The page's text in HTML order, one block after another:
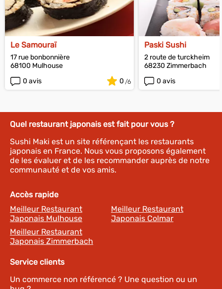
Le Samouraï
17 rue bonbonnière
68100 Mulhouse
0 avis
0
Paski Sushi
2 route de turckheim
68230 Zimmerbach
0 avis
Quel restaurant japonais est fait pour vous ?
Sushi Maki est un site référençant les restaurants
japonais en France. Nous vous proposons également
de les évaluer et de les recommander auprès de notre
communauté et de vos amis.
Accès rapide
Meilleur Restaurant
Japonais Mulhouse
Meilleur Restaurant
Japonais Colmar
Meilleur Restaurant
Japonais Zimmerbach
Service clients
Un commerce non référencé ? Une question ou un